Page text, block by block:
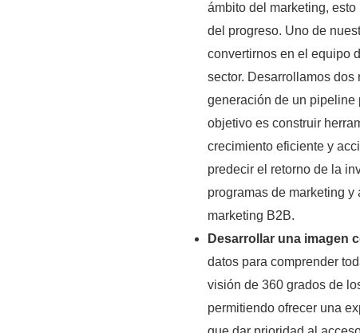
ámbito del marketing,
del progreso. Uno de
convertirnos en el equipo
sector. Desarrollamos dos
generación de un pipeline
objetivo es construir
crecimiento eficiente y
predecir el retorno de la
programas de marketing
marketing B2B.
Desarrollar una imagen
datos para comprender
visión de 360 grados de
permitiendo ofrecer una